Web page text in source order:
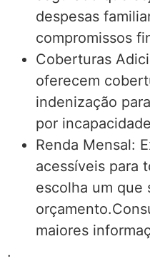
despesas
compromissos
Coberturas
oferecem
indenização
por
Renda Mensal:
acessíveis para
escolha um que
maiores
.